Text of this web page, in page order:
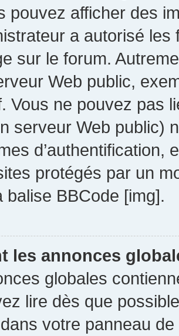
pouvez afficher des
a autorisé
sur le forum.
Web public,
Vous ne pouvez pas
serveur Web public)
d’authentification,
protégés par un
balise BBCode [img].
les annonces
globales
lire dès que
votre panneau